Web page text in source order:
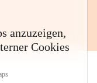
anzuzeigen,
Cookies